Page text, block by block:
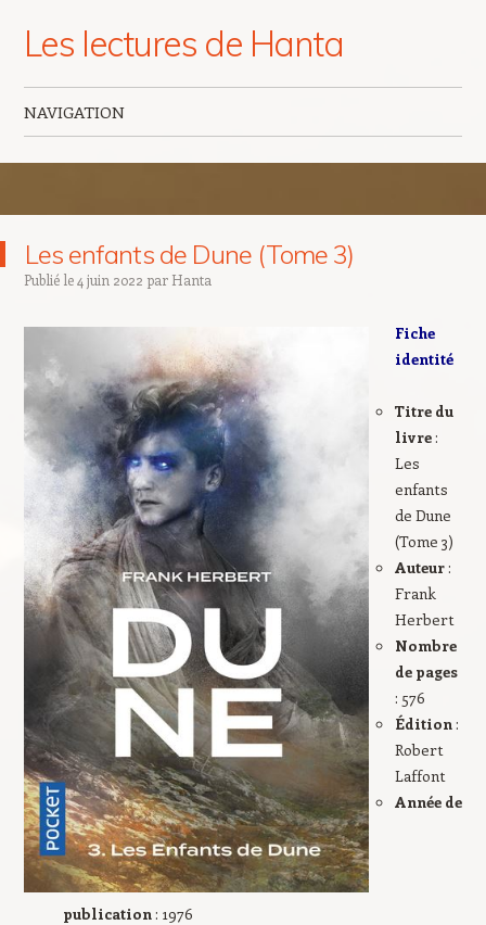
Les lectures de Hanta
NAVIGATION
Les enfants de Dune (Tome 3)
Publié le4 juin 2022 par Hanta
Fiche
identité
Titre du
livre:
Les
enfants
de Dune
(Tome 3)
Auteur:
Frank
Herbert
Nombre
de pages
: 576
Édition:
Robert
Laffont
Année de
publication: 1976